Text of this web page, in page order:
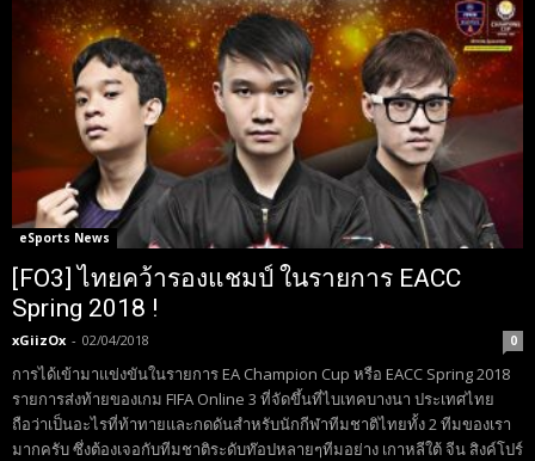
eSports News
[FO3] ไทยคว้ารองแชมป์ ในรายการ EACC
Spring 2018 !
xGiizOx - 02/04/2018 0
การได้เข้ามาแข่งขันในรายการ EA Champion Cup หรือ EACC Spring 2018
รายการส่งท้ายของเกม FIFA Online 3 ที่จัดขึ้นที่ไบเทคบางนา ประเทศไทย
ถือว่าเป็นอะไรที่ท้าทายและกดดันสำหรับนักกีฬาทีมชาติไทยทั้ง 2 ทีมของเรา
มากครับ ซึ่งต้องเจอกับทีมชาติระดับท๊อปหลายๆทีมอย่าง เกาหลีใต้ จีน สิงค์โปร์